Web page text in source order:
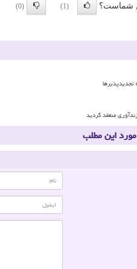
شماست؟ (1)
(0)
منعقد گردید
این مطلب